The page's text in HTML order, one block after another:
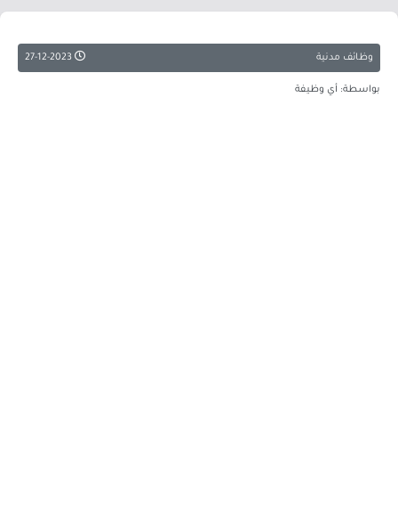
وظائف مدنية
بواسطة: أي وظيفة